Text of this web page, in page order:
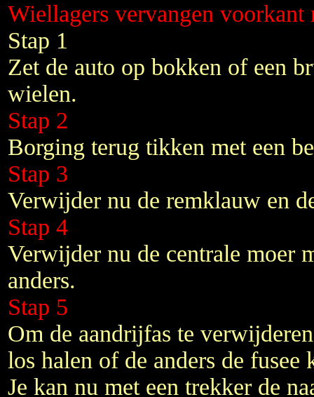
Wiellagers vervangen voorkant
Stap 1
Zet de auto op bokken of een
wielen.
Stap 2
Borging terug tikken met een
Stap 3
Verwijder nu de remklauw en
Stap 4
Verwijder nu de centrale moer
anders.
Stap 5
Om de aandrijfas te
los halen of de anders de fusee
Je kan nu met een trekker de